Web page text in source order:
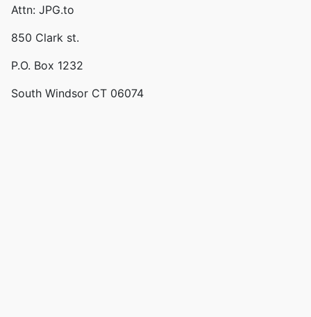
Attn: JPG.to
850 Clark st.
P.O. Box 1232
South Windsor CT 06074